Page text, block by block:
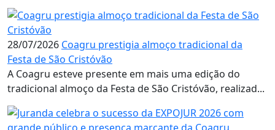
28/07/2026 Coagru prestigia almoço tradicional da
Festa de São Cristóvão
A Coagru esteve presente em mais uma edição do
tradicional almoço da Festa de São Cristóvão, realizad...